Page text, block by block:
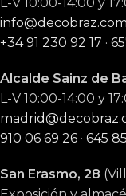
L-V 10:00-14:00 y
info@decobraz.com
+34 91 230 92 17 ·
Alcalde Sainz de
L-V 10:00-14:00 y
910 06 69 26 · 645
San Erasmo, 28